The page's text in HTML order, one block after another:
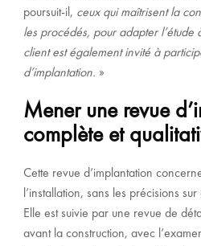
poursuit-il, ceux qui maîtrisent la
les procédés, pour adapter l’étude
client est également invité à
d’implantation. »
Mener une revue
complète et
Cette revue d’implantation
l’installation, sans les précisions
Elle est suivie par une revue de
avant la construction, avec